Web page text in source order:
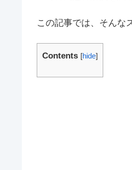
この記事では、そんな
Contents [hide]